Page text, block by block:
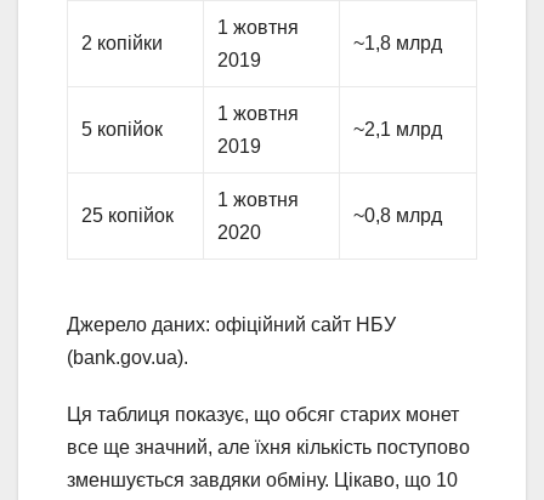
2 копійки
1 жовтня
2019
~1,8 млрд
5 копійок
1 жовтня
2019
~2,1 млрд
25 копійок
1 жовтня
2020
~0,8 млрд
Джерело даних: офіційний сайт НБУ
(bank.gov.ua).
Ця таблиця показує, що обсяг старих монет
все ще значний, але їхня кількість поступово
зменшується завдяки обміну. Цікаво, що 10